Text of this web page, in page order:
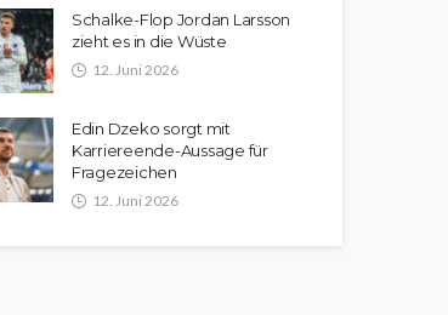
Schalke-Flop Jordan Larsson
zieht es in die Wüste
12. Juni 2026
Edin Dzeko sorgt mit
Karriereende-Aussage für
Fragezeichen
12. Juni 2026